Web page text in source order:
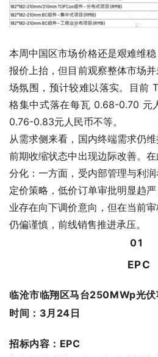
本周中国区市场价格还是艰难维
报价上抬，但目前观察整体市场
场氛围，预计较难以落实。目前
格集中式落在每瓦 0.68-0.70 元
0.76-0.83元人民币不等。
从需求侧来看，国内终端需求仍
前期收缩状态中出现边际改善。
分化：一方面，受内部管理与利
定价策略，低价订单审批明显趋
业存在向下调价意向，但在当前
仍偏谨慎，前线销售推进承压。
01
EPC
临沧市临翔区马台250MWp光伏
时间：3月24日
招标内容：EPC